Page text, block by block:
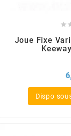

Joue Fixe
Dispo